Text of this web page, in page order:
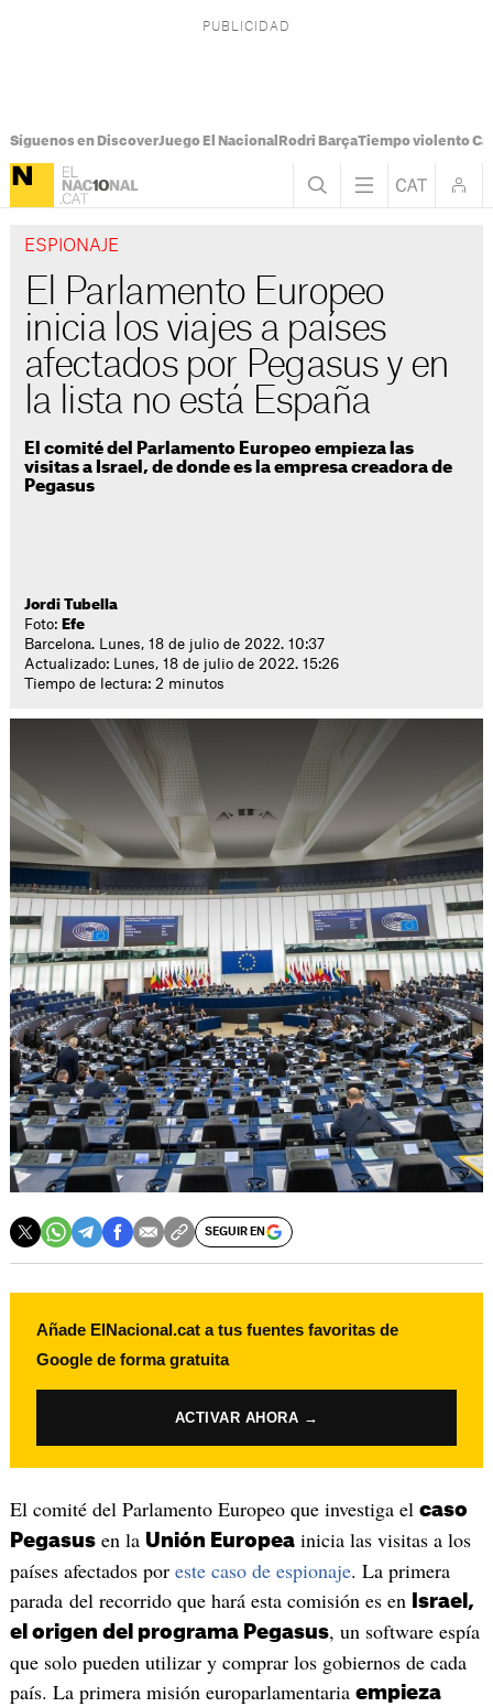
Síguenos en DiscoverJuego El Nacional Rodri BarçaTiempo violento
ESPIONAJE
El Parlamento Europeo
inicia los viajes a países
afectados por Pegasus y en
la lista no está España
El comité del Parlamento Europeo empieza las
visitas a Israel, de donde es la empresa creadora de
Pegasus
Jordi Tubella
Foto: Efe
Barcelona. Lunes, 18 de julio de 2022. 10:37
Actualizado: Lunes, 18 de julio de 2022. 15:26
Tiempo de lectura: 2 minutos
SEGUIR EN
Añade ElNacional.cat a tus fuentes favoritas de
Google de forma gratuita
ACTIVAR AHORA →
El comité del Parlamento Europeo que investiga el caso
Pegasusen la Unión Europeainicia las visitas a los
países afectados por este caso de espionaje. La primera
parada del recorrido que hará esta comisión es en
Israel,
el origen del programa Pegasus, un software espía
que solo pueden utilizar y comprar los gobiernos de cada
país. La primera misión europarlamentaria empieza